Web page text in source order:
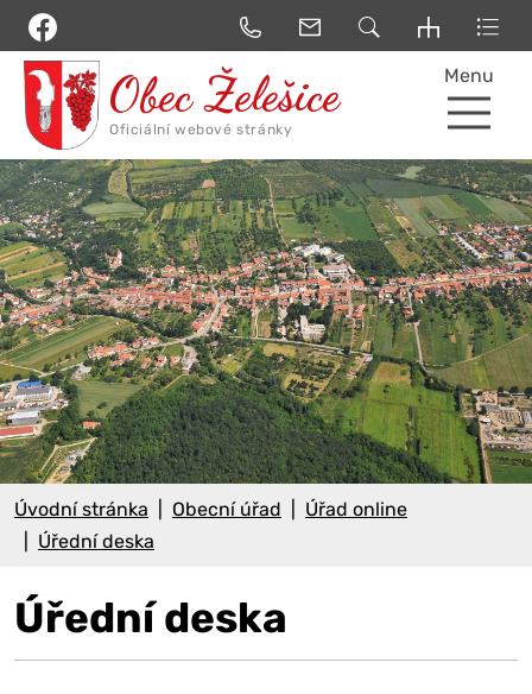
Menu
Úvodní stránka Obecní úřad
Úřad online
Úřední deska
Úřední deska